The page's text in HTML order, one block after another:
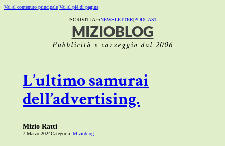
Vai al contenuto principale Vai al piè di pagina
ISCRIVITI A ⇢NEWSLETTER|PODCAST
MIZIOBLOG
Pubblicità e cazzeggio dal 2006
L’ultimo samurai
dell’advertising.
Mizio Ratti
7 Marzo 2024Categoria: Mizioblog